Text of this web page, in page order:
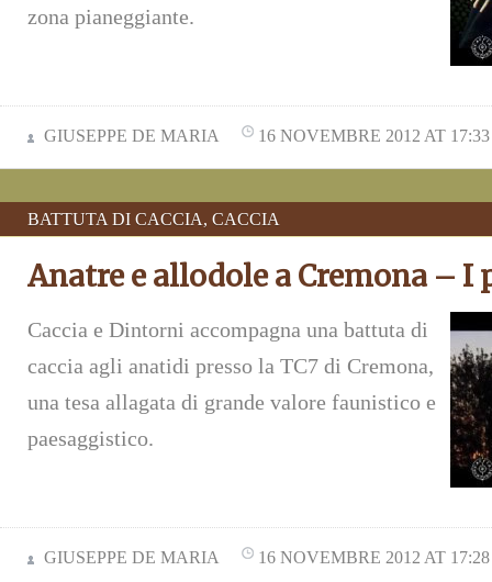
zona pianeggiante.
GIUSEPPE DE MARIA 16 NOVEMBRE 2012 AT 17:33
BATTUTA DI CACCIA, CACCIA
Anatre e allodole a Cremona – I
Caccia e Dintorni accompagna una battuta di
caccia agli anatidi presso la TC7 di Cremona,
una tesa allagata di grande valore faunistico e
paesaggistico.
GIUSEPPE DE MARIA 16 NOVEMBRE 2012 AT 17:28